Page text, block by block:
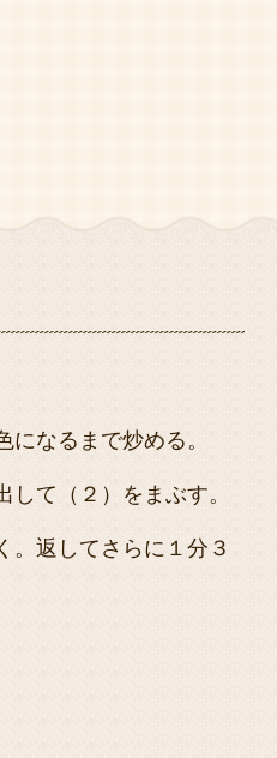
なるまで炒める。
て（２）をまぶす。
。返してさらに１分３